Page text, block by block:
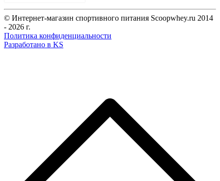
© Интернет-магазин спортивного питания Scoopwhey.ru 2014
- 2026 г.
Политика конфиденциальности
Разработано в KS